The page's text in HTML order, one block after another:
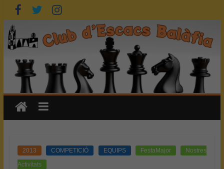
Skip
to
content
2013 COMPETICIÓ EQUIPS FestaMajor
Nostres
Activitats